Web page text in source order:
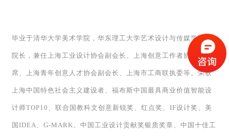
毕业于清华大学美术学院，华东理工大学艺术设计与传媒学院前
院长，兼任上海工业设计协会副会长、上海创意工作者协会副主
席、上海青年创意人才协会副会长、上海市工商联执委等。荣获
上海中国特色社会主义建设者、福布斯中国最具商业价值智能设
计师TOP10、联合国教科文创意新锐奖、红点奖、IF设计奖、美
国IDEA、G-MARK、中国工业设计贡献奖银质奖章、中国十佳工